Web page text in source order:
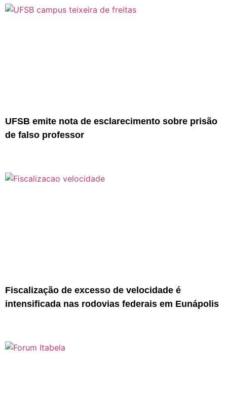
UFSB emite nota de esclarecimento sobre prisão
de falso professor
Fiscalização de excesso de velocidade é
intensificada nas rodovias federais em Eunápolis